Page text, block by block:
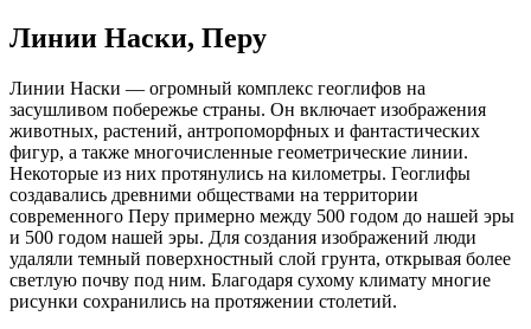
Линии Наски, Перу
Линии Наски — огромный комплекс геоглифов на
засушливом побережье страны. Он включает изображения
животных, растений, антропоморфных и фантастических
фигур, а также многочисленные геометрические линии.
Некоторые из них протянулись на километры. Геоглифы
создавались древними обществами на территории
современного Перу примерно между 500 годом до нашей эры
и 500 годом нашей эры. Для создания изображений люди
удаляли темный поверхностный слой грунта, открывая более
светлую почву под ним. Благодаря сухому климату многие
рисунки сохранились на протяжении столетий.